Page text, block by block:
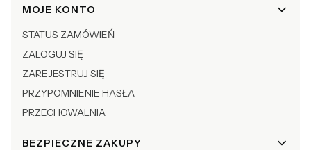
Linki w stopce
MOJE KONTO
STATUS ZAMÓWIEŃ
ZALOGUJ SIĘ
ZAREJESTRUJ SIĘ
PRZYPOMNIENIE HASŁA
PRZECHOWALNIA
BEZPIECZNE ZAKUPY